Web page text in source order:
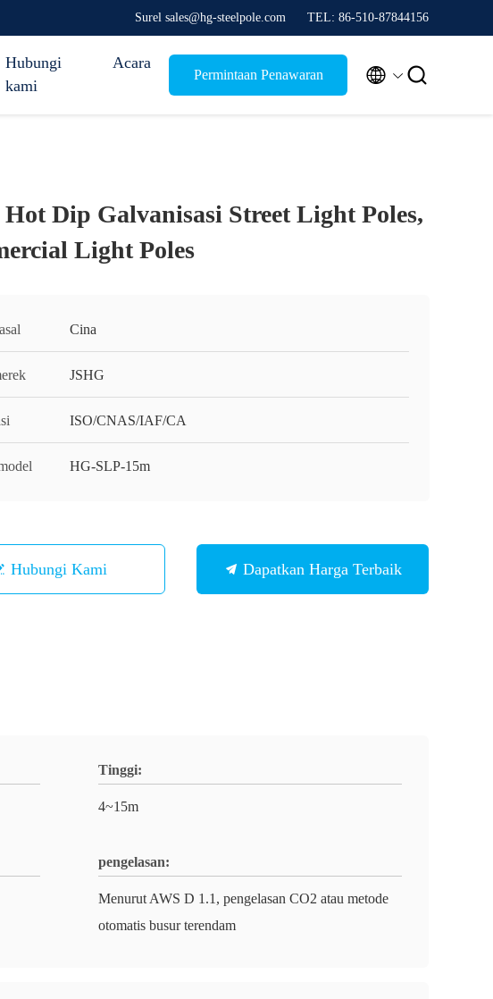
Surel sales@hg-steelpole.com TEL: 86-510-87844156
Hubungi
kami
Acara
Permintaan Penawaran  
Dip Galvanisasi Street Light Poles,
Light Poles
Cina
JSHG
ISO/CNAS/IAF/CA
HG-SLP-15m
Hubungi Kami Dapatkan Harga Terbaik
Tinggi:
4~15m
pengelasan:
Menurut AWS D 1.1, pengelasan CO2 atau metode
otomatis busur terendam